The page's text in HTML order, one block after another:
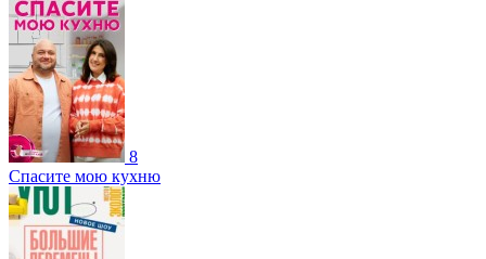
8
Спасите мою кухню